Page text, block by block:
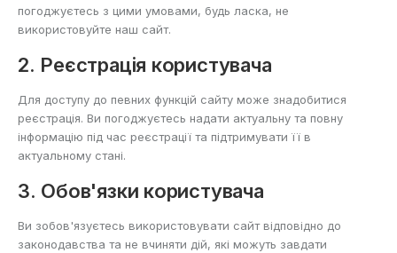
погоджуєтесь з цими умовами, будь ласка, не
використовуйте наш сайт.
2. Реєстрація користувача
Для доступу до певних функцій сайту може знадобитися
реєстрація. Ви погоджуєтесь надати актуальну та повну
інформацію під час реєстрації та підтримувати її в
актуальному стані.
3. Обов'язки користувача
Ви зобов'язуєтесь використовувати сайт відповідно до
законодавства та не вчиняти дій, які можуть завдати